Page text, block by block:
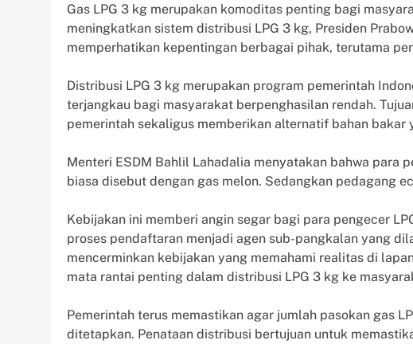
Gas LPG 3 kg merupakan komoditas penting bagi
meningkatkan sistem distribusi LPG 3 kg, Presiden
memperhatikan kepentingan berbagai pihak, terutama
Distribusi LPG 3 kg merupakan program pemerintah
terjangkau bagi masyarakat berpenghasilan rendah.
pemerintah sekaligus memberikan alternatif bahan
Menteri ESDM Bahlil Lahadalia menyatakan bahwa para
biasa disebut dengan gas melon. Sedangkan pedagang
Kebijakan ini memberi angin segar bagi para pengecer
proses pendaftaran menjadi agen sub-pangkalan yang
mencerminkan kebijakan yang memahami realitas di
mata rantai penting dalam distribusi LPG 3 kg ke
Pemerintah terus memastikan agar jumlah pasokan gas
ditetapkan. Penataan distribusi bertujuan untuk